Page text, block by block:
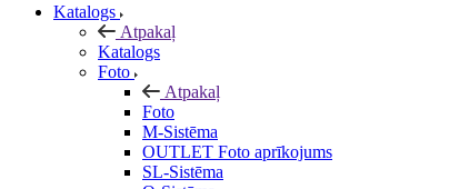
Katalogs
Atpakaļ
Katalogs
Foto
Atpakaļ
Foto
M-Sistēma
OUTLET Foto aprīkojums
SL-Sistēma